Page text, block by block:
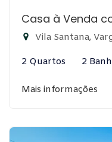
Casa à Venda
Vila Santana,
2 Quartos 2
Mais informações